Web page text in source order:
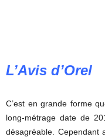
L’Avis d’Orel
C’est en grande forme
long-métrage date de
désagréable.